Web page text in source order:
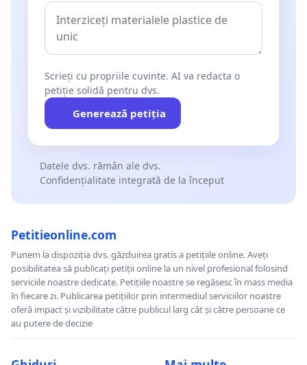
Scrieți cu propriile cuvinte. AI va redacta o
petiție solidă pentru dvs.
Generează petiția
Datele dvs. rămân ale dvs.
Confidențialitate integrată de la început
Petitieonline.com
Punem la dispoziția dvs. găzduirea gratis a petițiile online. Aveți
posibilitatea să publicați petiții online la un nivel profesional folosind
serviciile noastre dedicate. Petițiile noastre se regăsesc în mass media
în fiecare zi. Publicarea petițiilor prin intermediul serviciilor noastre
oferă impact și vizibilitate către publicul larg cât și către persoane ce
au putere de decizie